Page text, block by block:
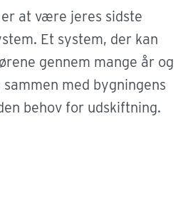
at være jeres sidste
Et system, der kan
gennem mange år og
sammen med bygningens
behov for udskiftning.
Læs mere